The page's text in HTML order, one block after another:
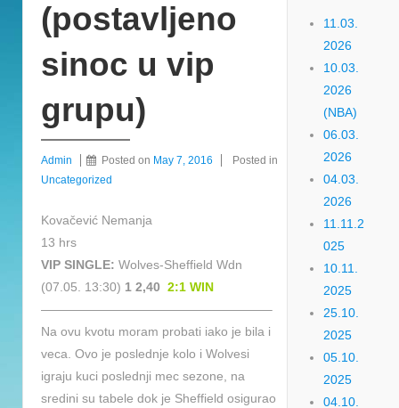
(postavljeno
sinoc u vip
grupu)
Admin Posted on May 7, 2016
Posted in
Uncategorized
Kovačević Nemanja
13 hrs
VIP SINGLE: Wolves-Sheffield Wdn
(07.05. 13:30) 1 2,40 2:1 WIN
——————————————————–
Na ovu kvotu moram probati iako je bila i
veca. Ovo je poslednje kolo i Wolvesi
igraju kuci poslednji mec sezone, na
sredini su tabele dok je Sheffield osigurao
11.03.
2026
10.03.
2026
(NBA)
06.03.
2026
04.03.
2026
11.11.2
025
10.11.
2025
25.10.
2025
05.10.
2025
04.10.